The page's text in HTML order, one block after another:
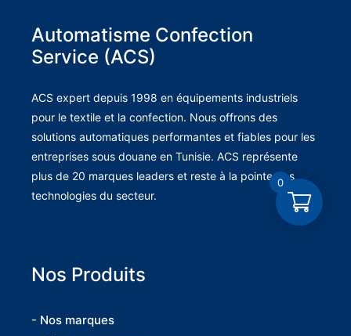
Automatisme Confection
Service (ACS)
ACS expert depuis 1998 en équipements industriels
pour le textile et la confection. Nous offrons des
solutions automatiques performantes et fiables pour les
entreprises sous douane en Tunisie. ACS représente
plus de 20 marques leaders et reste à la pointe des
technologies du secteur.
Nos Produits
- Nos marques
0